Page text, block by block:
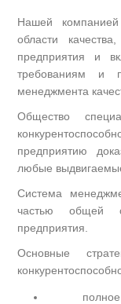
Нашей
области
предприятия и
требованиям и
менеджмента
Общество
предприятию
любые
Система
частью общей
предприятия.
Основные